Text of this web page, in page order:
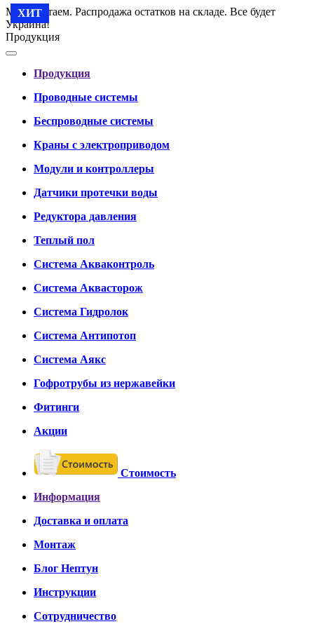
Мы работаем. Распродажа остатков на складе. Все будет
Украина!
Продукция
Продукция
Проводные системы
Беспроводные системы
Краны с электроприводом
Модули и контроллеры
Датчики протечки воды
Редуктора давления
Теплый пол
Система Акваконтроль
Система Аквасторож
Система Гидролок
Система Антипотоп
Система Аякс
Гофротрубы из нержавейки
Фитинги
Акции
Стоимость
Информация
Доставка и оплата
Монтаж
Блог Нептун
Инструкции
Сотрудничество
ХИТ